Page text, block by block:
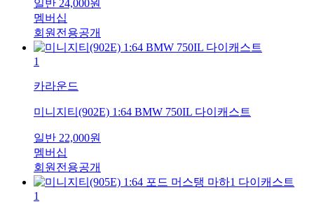
일반 24,000원
멤버십
회원전용공개
1
카라운드
미니지티(902E) 1:64 BMW 750IL 다이캐스트
일반 22,000원
멤버십
회원전용공개
1